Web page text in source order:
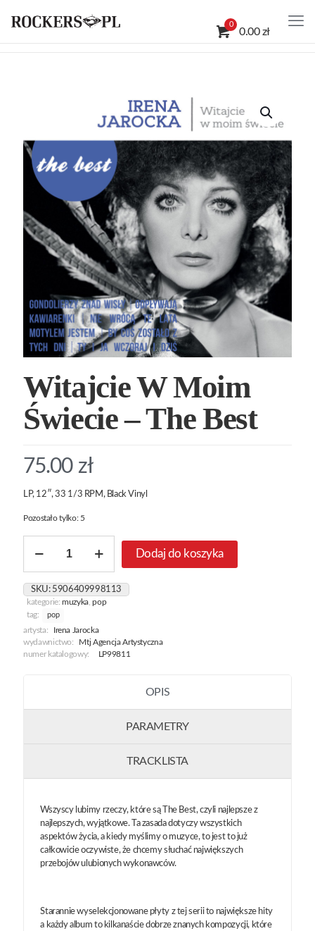
0
0.00 zł
Witajcie W Moim
Świecie – The Best
75.00 zł
LP, 12″, 33 1/3 RPM, Black Vinyl
Pozostało tylko: 5
Witajcie
Moim
Świecie
Best
Dodaj do koszyka
SKU: 5906409998113
kategorie:muzyka,pop
tag:
pop
artysta:
Irena Jarocka
wydawnictwo:
Mtj Agencja Artystyczna
numer katalogowy:
LP99811
OPIS
PARAMETRY
TRACKLISTA
Wszyscy lubimy rzeczy, które są The Best, czyli najlepsze z
najlepszych, wyjątkowe. Ta zasada dotyczy wszystkich
aspektów życia, a kiedy myślimy o muzyce, to jest to już
całkowicie oczywiste, że chcemy słuchać największych
przebojów ulubionych wykonawców.
Starannie wyselekcjonowane płyty z tej serii to największe hity
a każdy album to kilkanaście dobrze znanych kompozycji, które